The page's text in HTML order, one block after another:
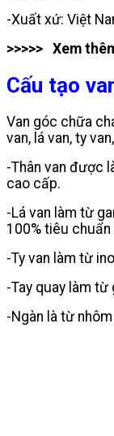
-Xuất xứ: Việt
>>>>> Xem
Cấu tạo
Van góc chữa
van, lá van, ty
-Thân van được
cao cấp.
-Lá van làm từ
100% tiêu
-Ty van làm từ
-Tay quay làm
-Ngàn là từ